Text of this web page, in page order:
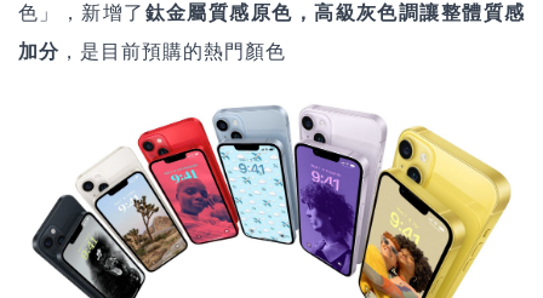
色」，新增了 鈦金屬質感原色，高級灰色調讓整體質感
加分 ，是目前預購的熱門顏色